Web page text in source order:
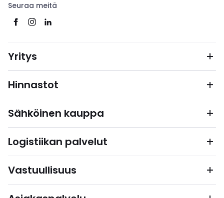
Seuraa meitä
Yritys
Hinnastot
Sähköinen kauppa
Logistiikan palvelut
Vastuullisuus